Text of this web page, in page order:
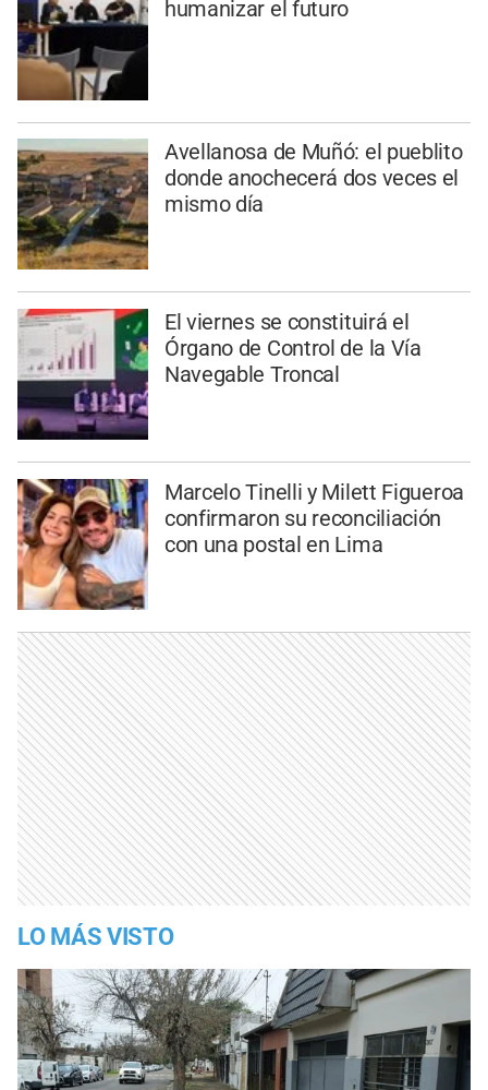
humanizar el futuro
Avellanosa de Muñó: el pueblito
donde anochecerá dos veces el
mismo día
El viernes se constituirá el
Órgano de Control de la Vía
Navegable Troncal
Marcelo Tinelli y Milett Figueroa
confirmaron su reconciliación
con una postal en Lima
LO MÁS VISTO